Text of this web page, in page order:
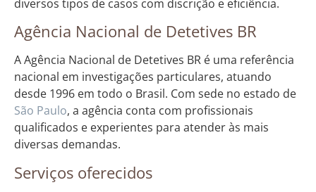
diversos tipos de casos com discrição e eficiência.
Agência Nacional de Detetives BR
A Agência Nacional de Detetives BR é uma referência
nacional em investigações particulares, atuando
desde 1996 em todo o Brasil. Com sede no estado de
São Paulo, a agência conta com profissionais
qualificados e experientes para atender às mais
diversas demandas.
Serviços oferecidos